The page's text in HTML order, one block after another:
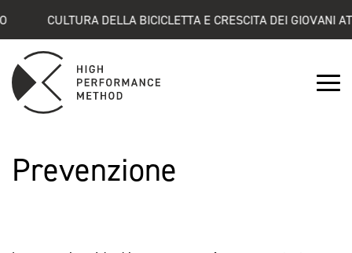
CULTURA DELLA BICICLETTA E CRESCITA DEI GIOVANI
Prevenzione